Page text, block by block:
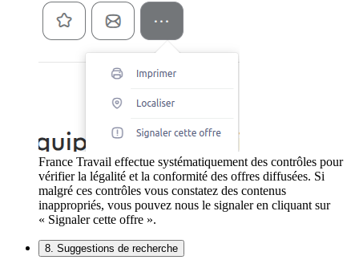
France Travail effectue systématiquement des contrôles pour
vérifier la légalité et la conformité des offres diffusées. Si
malgré ces contrôles vous constatez des contenus
inappropriés, vous pouvez nous le signaler en cliquant sur
« Signaler cette offre ».
8. Suggestions de recherche